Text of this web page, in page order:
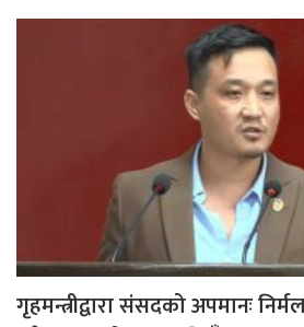
गृहमन्त्रीद्वारा संसदको अपमानः